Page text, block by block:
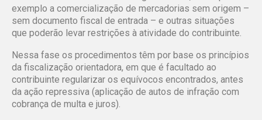
exemplo a comercialização de mercadorias sem origem –
sem documento fiscal de entrada – e outras situações
que poderão levar restrições à atividade do contribuinte.
Nessa fase os procedimentos têm por base os princípios
da fiscalização orientadora, em que é facultado ao
contribuinte regularizar os equívocos encontrados, antes
da ação repressiva (aplicação de autos de infração com
cobrança de multa e juros).